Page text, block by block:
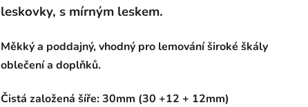
leskovky, s mírným leskem.
Měkký a poddajný, vhodný pro lemování široké škály
oblečení a doplňků.
Čistá založená šíře: 30mm (30 +12 + 12mm)